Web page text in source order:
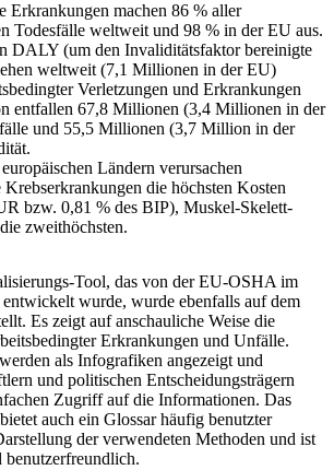
Erkrankungen machen 86 % aller
Todesfälle weltweit und 98 % in der EU aus.
DALY (um den Invaliditätsfaktor bereinigte
weltweit (7,1 Millionen in der EU)
Verletzungen und Erkrankungen
entfallen 67,8 Millionen (3,4 Millionen in der
und 55,5 Millionen (3,7 Million in der
Ländern verursachen
Krebserkrankungen die höchsten Kosten
bzw. 0,81 % des BIP), Muskel-Skelett-
zweithöchsten.
Tool, das von der EU-OSHA im
entwickelt wurde, wurde ebenfalls auf dem
Es zeigt auf anschauliche Weise die
Erkrankungen und Unfälle.
als Infografiken angezeigt und
und politischen Entscheidungsträgern
Zugriff auf die Informationen. Das
auch ein Glossar häufig benutzter
der verwendeten Methoden und ist
benutzerfreundlich.